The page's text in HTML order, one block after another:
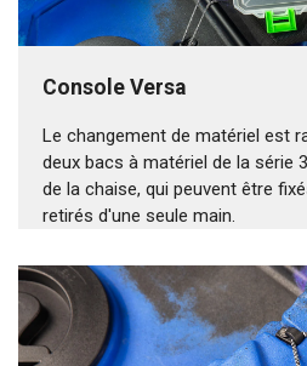
Console Versa
Le changement de matériel est
deux bacs à matériel de la série
de la chaise, qui peuvent être
retirés d'une seule main.